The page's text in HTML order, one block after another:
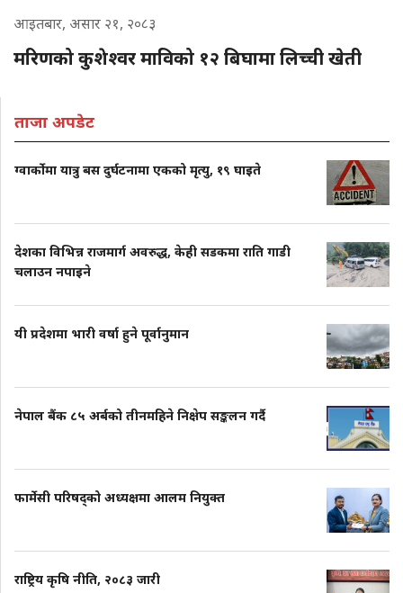
आइतबार, असार २१, २०८३
मरिणको कुशेश्वर माविको १२ बिघामा लिच्ची खेती
ताजा अपडेट
ग्वार्कोमा यात्रु बस दुर्घटनामा एकको मृत्यु, १९ घाइते
देशका विभिन्न राजमार्ग अवरुद्ध, केही सडकमा राति गाडी
चलाउन नपाइने
यी प्रदेशमा भारी वर्षा हुने पूर्वानुमान
नेपाल बैंक ८५ अर्बको तीनमहिने निक्षेप सङ्कलन गर्दै
फार्मेसी परिषद्को अध्यक्षमा आलम नियुक्त
राष्ट्रिय कृषि नीति, २०८३ जारी